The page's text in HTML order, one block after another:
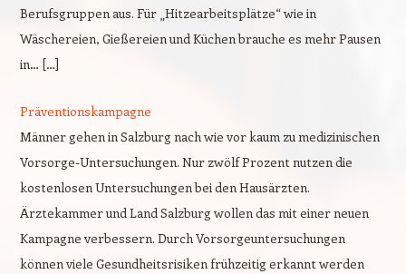
Berufsgruppen aus. Für „Hitzearbeitsplätze“ wie in
Wäschereien, Gießereien und Küchen brauche es mehr Pausen
in… […]
Präventionskampagne
Männer gehen in Salzburg nach wie vor kaum zu medizinischen
Vorsorge-Untersuchungen. Nur zwölf Prozent nutzen die
kostenlosen Untersuchungen bei den Hausärzten.
Ärztekammer und Land Salzburg wollen das mit einer neuen
Kampagne verbessern. Durch Vorsorgeuntersuchungen
können viele Gesundheitsrisiken frühzeitig erkannt werden